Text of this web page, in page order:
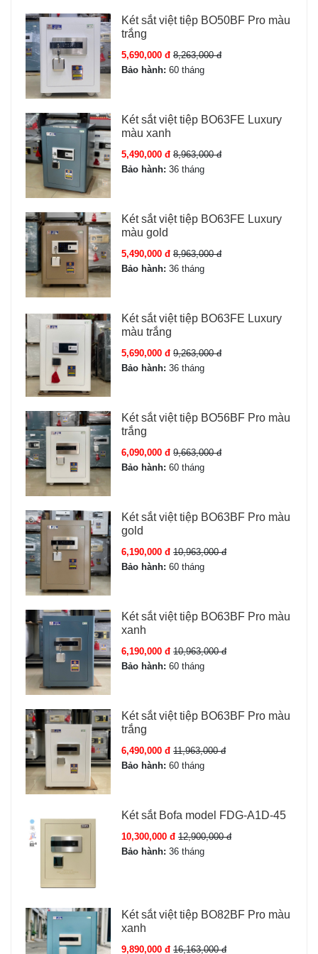
- Két sắt kassler KL75 LS7 Gold là giải pháp bảo mật lý
tưởng để cất giữ tiền mặt, vàng, trang sức, hợp đồng,
giấy tờ quan trọng… Sản phẩm đáp ứng hoàn hảo nhu
cầu bảo mật cho gia đình, văn phòng, ngân hàng hoặc
khách sạn cao cấp.
Tính năng Két sắt Kassler KL75-LS7-
GOLD
Bảo mật đa chế độ:
✅ Khóa cơ truyền thống
✅ Mã số điện tử tiện lợi
✅ Vân tay cảm ứng siêu nhạy
✅ Kết hợp điện tử + vân tay nâng cao an toàn
✅ Điều khiển thông minh quaApp điện thoại
Chống cháy vượt trội:
chống cháy chuyên dụng bảo vệ tài sản khi hỏa hoạn.
Cảnh báo thông minh:Phát tín hiệu báo động khi có
dấu hiệu cạy phá hoặc nhập sai mật khẩu nhiều lần.
Đèn LED hỗ trợ:Giúp mở két trong môi trường thiếu
sáng.
Ưu điểm Két sắt Kassler KL75-LS7-
GOLD
Thiết kế chắc chắn, màu xám sang trọng, dễ dàng phối
hợp nội thất.
3 phương thức mở khóa hiện đại
tiện lợi.
Chống cháy, chống khoan phá, chống gỉ sét.
Trọng lượng 116kg an toàn, khó di chuyển trái phép.
Bảo hành chính hãng 36 tháng.
Phụ kiện Két sắt Kassler KL75-LS7-
GOLD
02 chìa khóa cơ Kassler
Thẻ bảo hành Kassler chính hãng
Sách hướng dẫn sử dụng chi tiết
Két sắt việt tiệp BO50BF Pro màu
trắng
5,690,000 đ 8,263,000 đ
Bảo hành: 60 tháng
Két sắt việt tiệp BO63FE Luxury
màu xanh
5,490,000 đ 8,963,000 đ
Bảo hành: 36 tháng
Két sắt việt tiệp BO63FE Luxury
màu gold
5,490,000 đ 8,963,000 đ
Bảo hành: 36 tháng
Két sắt việt tiệp BO63FE Luxury
màu trắng
5,690,000 đ 9,263,000 đ
Bảo hành: 36 tháng
Két sắt việt tiệp BO56BF Pro màu
trắng
6,090,000 đ 9,663,000 đ
Bảo hành: 60 tháng
Két sắt việt tiệp BO63BF Pro màu
gold
6,190,000 đ 10,963,000 đ
Bảo hành: 60 tháng
Két sắt việt tiệp BO63BF Pro màu
xanh
6,190,000 đ 10,963,000 đ
Bảo hành: 60 tháng
Két sắt việt tiệp BO63BF Pro màu
trắng
6,490,000 đ 11,963,000 đ
Bảo hành: 60 tháng
Két sắt Bofa model FDG-A1D-45
10,300,000 đ 12,900,000 đ
Bảo hành: 36 tháng
Két sắt việt tiệp BO82BF Pro màu
xanh
9,890,000 đ 16,163,000 đ